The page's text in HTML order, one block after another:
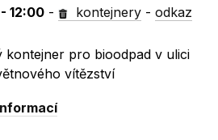
12:00 - kontejnery -odkaz
kontejner pro bioodpad v ulici
vítězství